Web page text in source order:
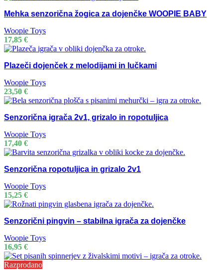
Mehka senzorična žogica za dojenčke WOOPIE BABY
Woopie Toys
17,85 €
Plazeči dojenček z melodijami in lučkami
Woopie Toys
23,50 €
Senzorična igrača 2v1, grizalo in ropotuljica
Woopie Toys
17,40 €
Senzorična ropotuljica in grizalo 2v1
Woopie Toys
15,25 €
Senzorični pingvin – stabilna igrača za dojenčke
Woopie Toys
16,95 €
Razprodano